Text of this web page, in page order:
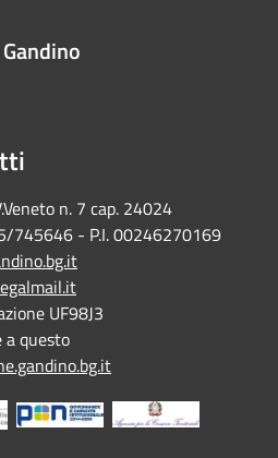
n. 7 cap. 24024
745646 - P.I. 00246270169
UF98J3
a questo